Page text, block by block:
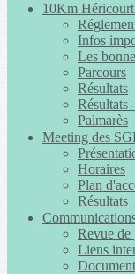
10Km Héricourt
Infos
Les
Parcours
Résultats
Résultats
Palmarès
Meeting des
Horaires
Plan
Résultats
Revue de
Liens